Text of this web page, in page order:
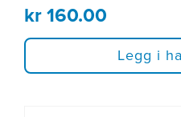
kr160.00
Legg i